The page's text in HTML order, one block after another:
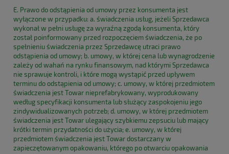
E. Prawo do odstąpienia od umowy przez konsumenta jest
wyłączone w przypadku: a. świadczenia usług, jeżeli Sprzedawca
wykonał w pełni usługę za wyraźną zgodą konsumenta, który
został poinformowany przed rozpoczęciem świadczenia, że po
spełnieniu świadczenia przez Sprzedawcę utraci prawo
odstąpienia od umowy; b. umowy, w której cena lub wynagrodzenie
zależy od wahań na rynku finansowym, nad którymi Sprzedawca
nie sprawuje kontroli, i które mogą wystąpić przed upływem
terminu do odstąpienia od umowy; c. umowy, w której przedmiotem
świadczenia jest Towar nieprefabrykowany, wyprodukowany
według specyfikacji konsumenta lub służący zaspokojeniu jego
zindywidualizowanych potrzeb; d. umowy, w której przedmiotem
świadczenia jest Towar ulegający szybkiemu zepsuciu lub mający
krótki termin przydatności do użycia; e. umowy, w której
przedmiotem świadczenia jest Towar dostarczany w
zapieczętowanym opakowaniu, którego po otwarciu opakowania